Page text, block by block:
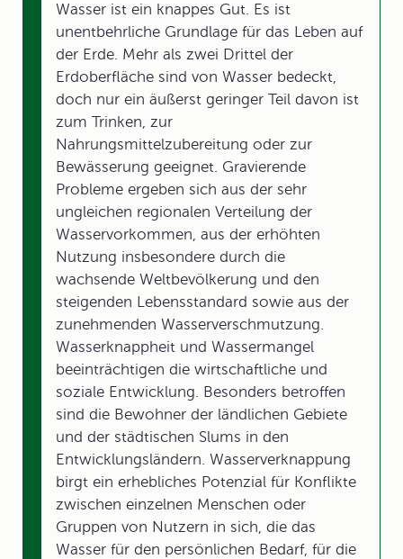
Wasser ist ein knappes Gut. Es ist
unentbehrliche Grundlage für das Leben auf
der Erde. Mehr als zwei Drittel der
Erdoberfläche sind von Wasser bedeckt,
doch nur ein äußerst geringer Teil davon ist
zum Trinken, zur
Nahrungsmittelzubereitung oder zur
Bewässerung geeignet. Gravierende
Probleme ergeben sich aus der sehr
ungleichen regionalen Verteilung der
Wasservorkommen, aus der erhöhten
Nutzung insbesondere durch die
wachsende Weltbevölkerung und den
steigenden Lebensstandard sowie aus der
zunehmenden Wasserverschmutzung.
Wasserknappheit und Wassermangel
beeinträchtigen die wirtschaftliche und
soziale Entwicklung. Besonders betroffen
sind die Bewohner der ländlichen Gebiete
und der städtischen Slums in den
Entwicklungsländern. Wasserverknappung
birgt ein erhebliches Potenzial für Konflikte
zwischen einzelnen Menschen oder
Gruppen von Nutzern in sich, die das
Wasser für den persönlichen Bedarf, für die